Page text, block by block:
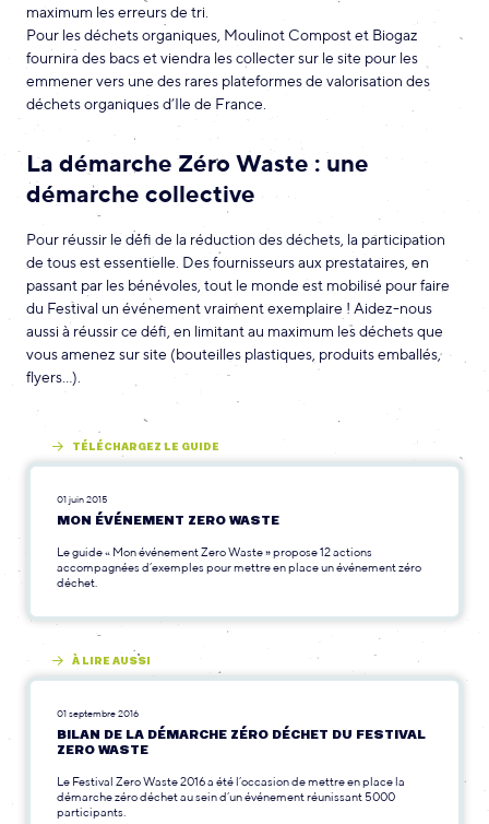
maximum les erreurs de tri.
Pour les déchets organiques, Moulinot Compost et Biogaz
fournira des bacs et viendra les collecter sur le site pour les
emmener vers une des rares plateformes de valorisation des
déchets organiques d’Ile de France.
La démarche Zéro Waste : une
démarche collective
Pour réussir le défi de la réduction des déchets, la participation
de tous est essentielle. Des fournisseurs aux prestataires, en
passant par les bénévoles, tout le monde est mobilisé pour faire
du Festival un événement vraiment exemplaire ! Aidez-nous
aussi à réussir ce défi, en limitant au maximum les déchets que
vous amenez sur site (bouteilles plastiques, produits emballés,
flyers…).
TÉLÉCHARGEZ LE GUIDE
01 juin 2015
MON ÉVÉNEMENT ZERO WASTE
Le guide « Mon événement Zero Waste » propose 12 actions
accompagnées d’exemples pour mettre en place un événement zéro
déchet.
À LIRE AUSSI
01 septembre 2016
BILAN DE LA DÉMARCHE ZÉRO DÉCHET DU FESTIVAL
ZERO WASTE
Le Festival Zero Waste 2016 a été l’occasion de mettre en place la
démarche zéro déchet au sein d’un événement réunissant 5000
participants.